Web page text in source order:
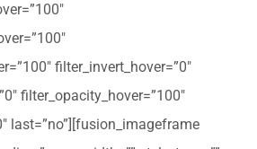
filter_invert_hover=”0″
filter_opacity_hover=”100″
last=”no”][fusion_imageframe